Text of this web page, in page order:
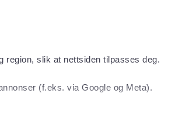
region, slik at nettsiden tilpasses deg.
(f.eks. via Google og Meta).